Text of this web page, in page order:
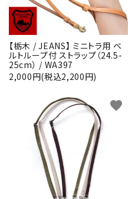
【栃木 / JEANS】 ミニトラ用 ベ
ルトループ付 ストラップ（24.5-
25cm） / WA397
2,000円(税込2,200円)
favorite
キーワード
カテゴリー